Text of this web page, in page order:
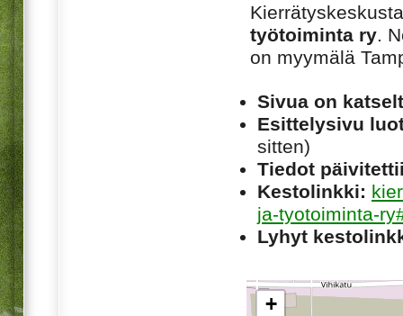
työtoiminta ry.
on myymälä
Sivua on
Esittelysivu
sitten)
Tiedot
Kestolinkki:
ja-tyotoiminta-
Lyhyt
+